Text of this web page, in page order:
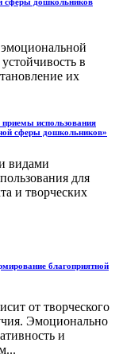
в
их
использования
сферы дошкольников»
видами
для
и творческих
благоприятной
от творческого
Эмоционально
и